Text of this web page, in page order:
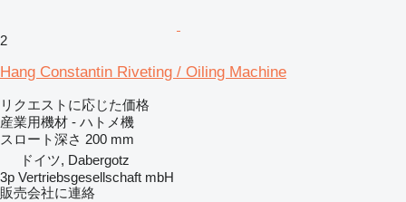
2
Hang Constantin Riveting / Oiling Machine
リクエストに応じた価格
産業用機材 - ハトメ機
スロート深さ 200 mm
ドイツ, Dabergotz
3p Vertriebsgesellschaft mbH
販売会社に連絡